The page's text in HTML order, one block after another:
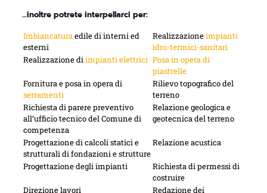
…inoltre potrete interpellarci per:
Imbiancaturaedile di interni ed
esterni
Realizzazioneimpianti
idro-termici-sanitari
Realizzazione diimpianti elettrici Posa in opera di
piastrelle
Fornitura e posa in opera di
serramenti
Rilievo topografico del
terreno
Richiesta di parere preventivo
all’ufficio tecnico del Comune di
competenza
Relazione geologica e
geotecnica del terreno
Progettazione di calcoli statici e
strutturali di fondazioni e strutture
Relazione acustica
Progettazione degli impianti
Richiesta di permessi di
costruire
Direzione lavori
Redazione dei